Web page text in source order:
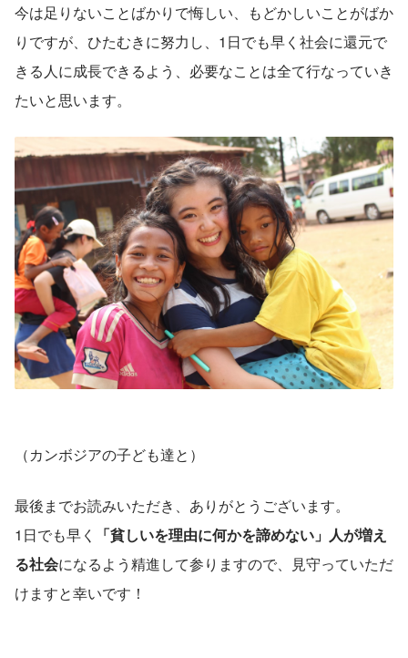
今は足りないことばかりで悔しい、もどかしいことがばか
りですが、ひたむきに努力し、1日でも早く社会に還元で
きる人に成長できるよう、必要なことは全て行なっていき
たいと思います。
（カンボジアの子ども達と）
最後までお読みいただき、ありがとうございます。
1日でも早く
「貧しいを理由に何かを諦めない」人が増え
る社会になるよう精進して参りますので、見守っていただ
けますと幸いです！